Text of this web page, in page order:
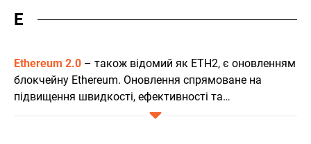
Донати
Про ЦеКрипто
Увійти | Реєстрація
E
Ethereum 2.0 – також відомий як ETH2, є оновленням
блокчейну Ethereum. Оновлення спрямоване на
підвищення швидкості, ефективності та
масштабованості мережі Ethereum за допомогою